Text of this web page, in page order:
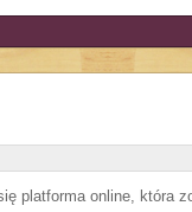
platforma online, która